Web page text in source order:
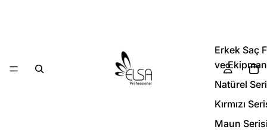
Erkek Saç
ve
Natürel
Kırmızı
Maun